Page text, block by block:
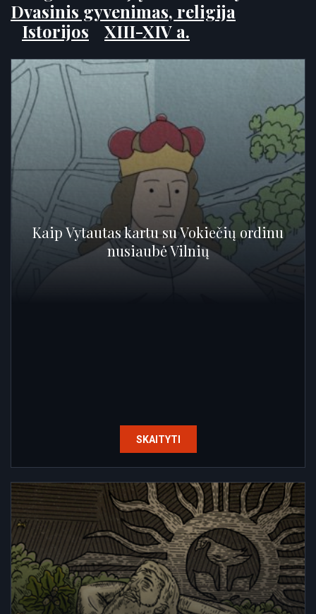
Dvasinis gyvenimas, religija
Istorijos
XIII-XIV a.
Kaip Vytautas kartu su Vokiečių ordinu
nusiaubė Vilnių
SKAITYTI